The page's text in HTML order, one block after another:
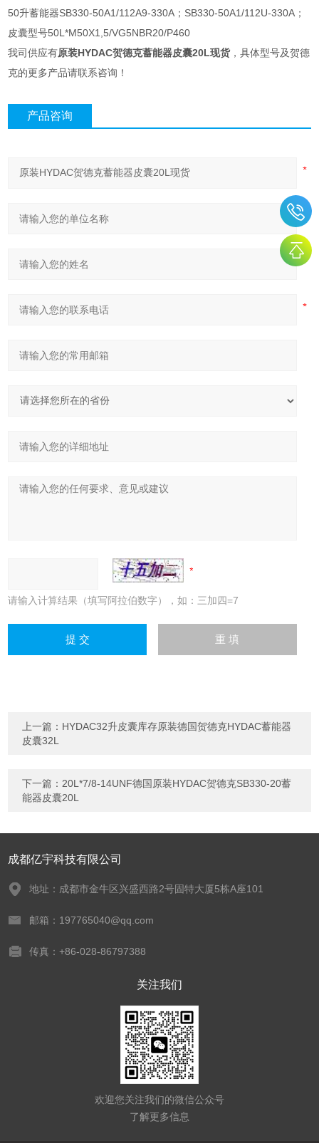
50升蓄能器SB330-50A1/112A9-330A；SB330-50A1/112U-330A；
皮囊型号50L*M50X1,5/VG5NBR20/P460
我司供应有原装HYDAC贺德克蓄能器皮囊20L现货，具体型号及贺德
克的更多产品请联系咨询！
产品咨询
请输入计算结果（填写阿拉伯数字），如：三加四=7
上一篇： HYDAC32升皮囊库存原装德国贺德克HYDAC蓄能器
皮囊32L
下一篇： 20L*7/8-14UNF德国原装HYDAC贺德克SB330-20蓄
能器皮囊20L
成都亿宇科技有限公司
地址：成都市金牛区兴盛西路2号固特大厦5栋A座101
邮箱：197765040@qq.com
传真：+86-028-86797388
关注我们
欢迎您关注我们的微信公众号
了解更多信息